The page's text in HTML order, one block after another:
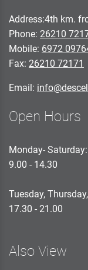
Address:4th km.
Phone: 26210
Mobile: 6972
Fax: 26210 72171
Email:
Open Hours
Monday- Saturday:
9.00 - 14.30
Tuesday,
17.30 - 21.00
Also View